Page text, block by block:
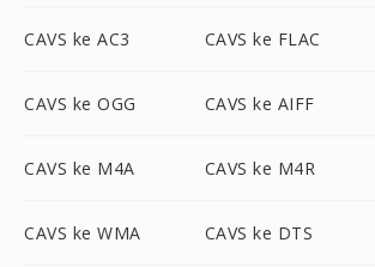
CAVS ke AC3 CAVS ke FLAC
CAVS ke OGG CAVS ke AIFF
CAVS ke M4A CAVS ke M4R
CAVS ke WMA CAVS ke DTS